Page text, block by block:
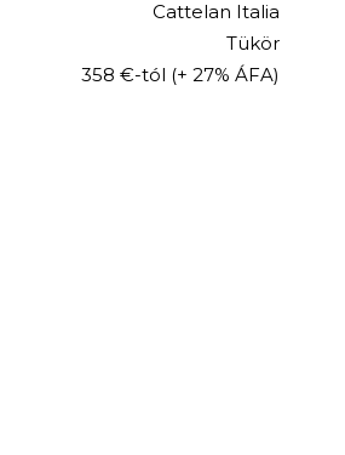
Cattelan Italia
Tükör
358 €-tól (+ 27% ÁFA)